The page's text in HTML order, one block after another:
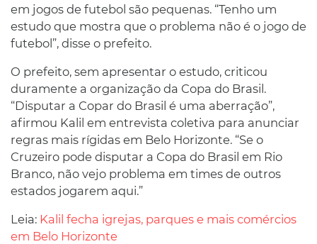
em jogos de futebol são pequenas. “Tenho um
estudo que mostra que o problema não é o jogo de
futebol”, disse o prefeito.
O prefeito, sem apresentar o estudo, criticou
duramente a organização da Copa do Brasil.
“Disputar a Copar do Brasil é uma aberração”,
afirmou Kalil em entrevista coletiva para anunciar
regras mais rígidas em Belo Horizonte. “Se o
Cruzeiro pode disputar a Copa do Brasil em Rio
Branco, não vejo problema em times de outros
estados jogarem aqui.”
Leia: Kalil fecha igrejas, parques e mais comércios
em Belo Horizonte